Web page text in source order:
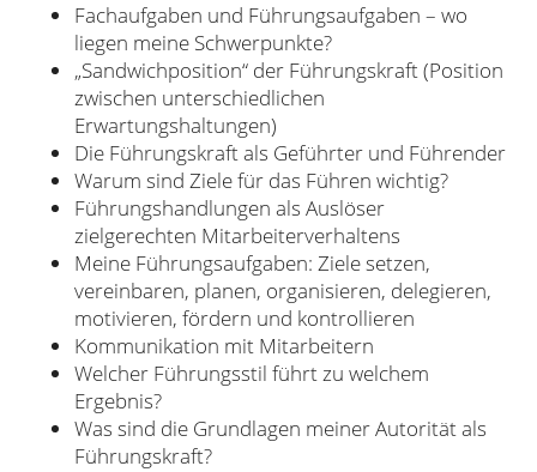
Fachaufgaben und Führungsaufgaben – wo
liegen meine Schwerpunkte?
„Sandwichposition“ der Führungskraft (Position
zwischen unterschiedlichen
Erwartungshaltungen)
Die Führungskraft als Geführter und Führender
Warum sind Ziele für das Führen wichtig?
Führungshandlungen als Auslöser
zielgerechten Mitarbeiterverhaltens
Meine Führungsaufgaben: Ziele setzen,
vereinbaren, planen, organisieren, delegieren,
motivieren, fördern und kontrollieren
Kommunikation mit Mitarbeitern
Welcher Führungsstil führt zu welchem
Ergebnis?
Was sind die Grundlagen meiner Autorität als
Führungskraft?